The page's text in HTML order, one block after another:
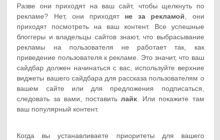
Разве они приходят на ваш сайт, чтобы щелкнуть по
рекламе? Нет, они приходят не за рекламой , они
приходят посмотреть на ваш контент. Все успешные
блоггеры и владельцы сайтов знают, что выбрасывание
рекламы на пользователя не работает так, как
приведение пользователя к рекламе. Это значит, что ваш
сайдбар должен начинаться с вас, используйте верхние
виджеты вашего сайдбара для рассказа пользователям о
вашем сайте или для предложения подписаться,
следовать за вами, поставитьлайк . Или покажите там
ваш популярный контент.
Когда вы устанавливаете приоритеты для вашего